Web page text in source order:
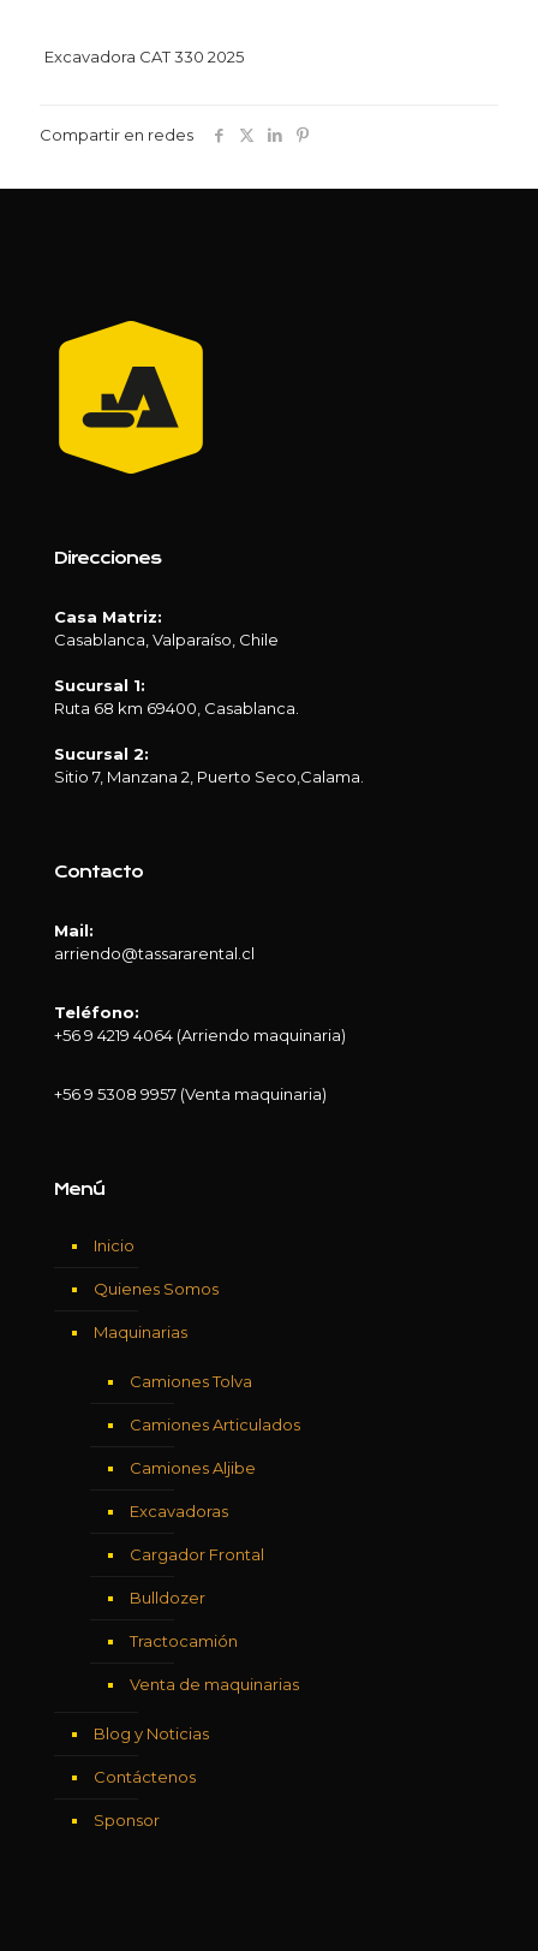
Excavadora CAT 330 2025
Compartir en redes
Direcciones
Casa Matriz:
Casablanca, Valparaíso, Chile
Sucursal 1:
Ruta 68 km 69400, Casablanca.
Sucursal 2:
Sitio 7, Manzana 2, Puerto Seco,Calama.
Contacto
Mail:
arriendo@tassararental.cl
Teléfono:
+56 9 4219 4064 (Arriendo maquinaria)
+56 9 5308 9957 (Venta maquinaria)
Menú
Inicio
Quienes Somos
Maquinarias
Camiones Tolva
Camiones Articulados
Camiones Aljibe
Excavadoras
Cargador Frontal
Bulldozer
Tractocamión
Venta de maquinarias
Blog y Noticias
Contáctenos
Sponsor